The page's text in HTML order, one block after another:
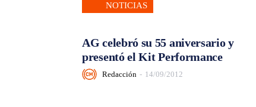
NOTICIAS
AG celebró su 55 aniversario y
presentó el Kit Performance
Redacción - 14/09/2012